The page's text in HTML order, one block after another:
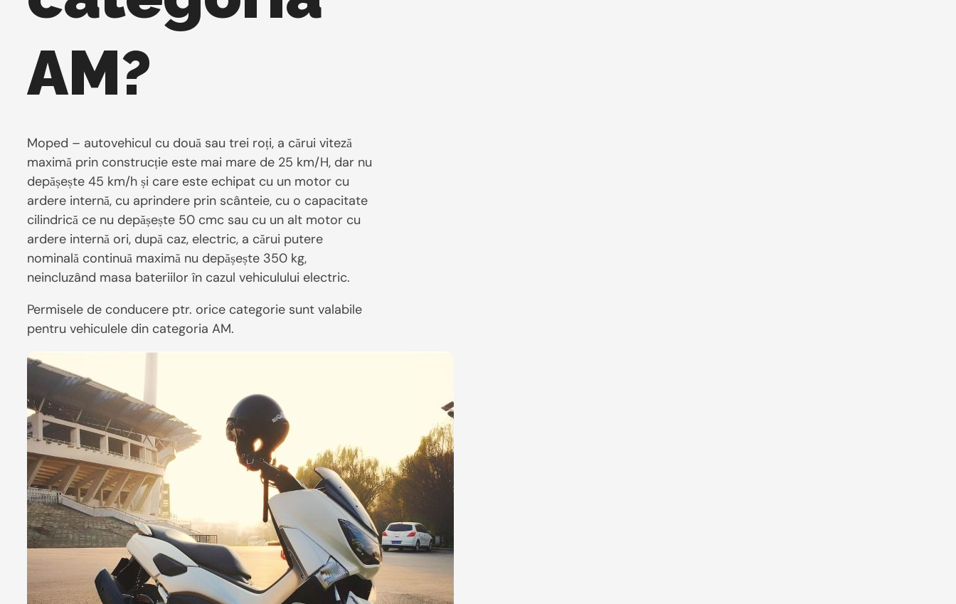
AM?
Moped – autovehicul cu două sau trei roți, a cărui viteză
maximă prin construcție este mai mare de 25 km/H, dar nu
depășește 45 km/h și care este echipat cu un motor cu
ardere internă, cu aprindere prin scânteie, cu o capacitate
cilindrică ce nu depășește 50 cmc sau cu un alt motor cu
ardere internă ori, după caz, electric, a cărui putere
nominală continuă maximă nu depășește 350 kg,
neincluzând masa bateriilor în cazul vehiculului electric.
Permisele de conducere ptr. orice categorie sunt valabile
pentru vehiculele din categoria AM.